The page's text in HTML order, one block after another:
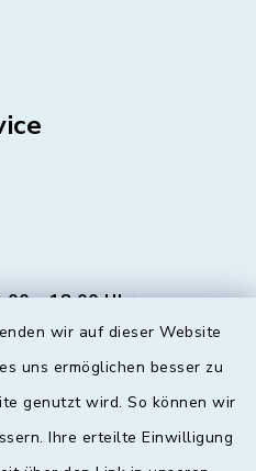
wir auf dieser Website
uns ermöglichen besser zu
genutzt wird. So können wir
Ihre erteilte Einwilligung
- 18:00 Uhr